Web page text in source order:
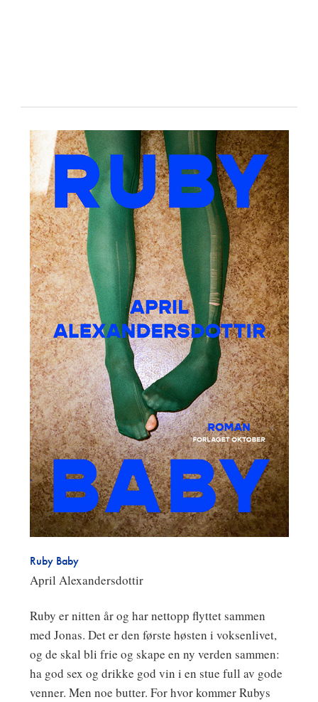
Ruby Baby
April Alexandersdottir
Ruby er nitten år og har nettopp flyttet sammen
med Jonas. Det er den første høsten i voksenlivet,
og de skal bli frie og skape en ny verden sammen:
ha god sex og drikke god vin i en stue full av gode
venner. Men noe butter. For hvor kommer Rubys